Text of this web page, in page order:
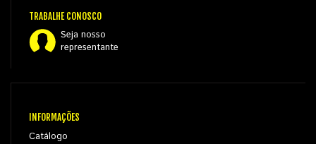
TRABALHE CONOSCO
Seja nosso
representante
INFORMAÇÕES
Catálogo